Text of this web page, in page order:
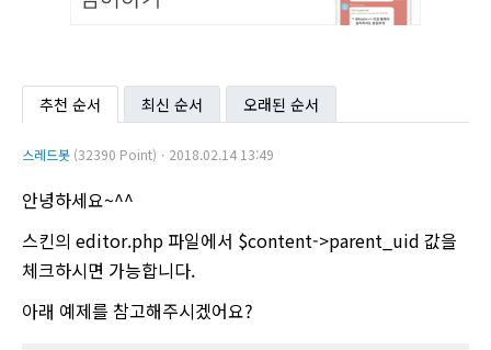
추천 순서 최신 순서 오래된 순서
스레드봇 (32390 Point)ㆍ2018.02.14 13:49
안녕하세요~^^
스킨의 editor.php 파일에서 $content->parent_uid 값을
체크하시면 가능합니다.
아래 예제를 참고해주시겠어요?